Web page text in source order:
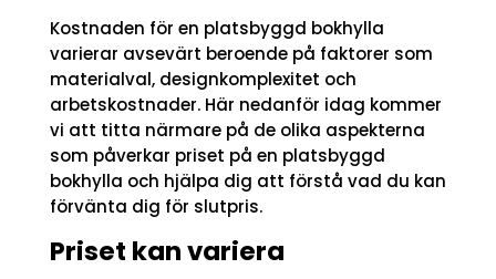
Kostnaden för en platsbyggd bokhylla
varierar avsevärt beroende på faktorer som
materialval, designkomplexitet och
arbetskostnader. Här nedanför idag kommer
vi att titta närmare på de olika aspekterna
som påverkar priset på en platsbyggd
bokhylla och hjälpa dig att förstå vad du kan
förvänta dig för slutpris.
Priset kan variera